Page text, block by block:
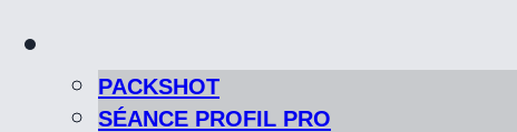
PACKSHOT
SÉANCE PROFIL PRO